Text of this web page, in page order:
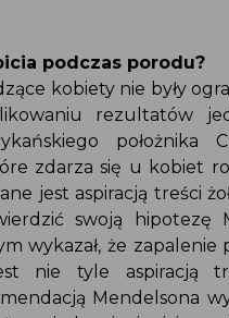
podczas porodu?
kobiety nie były
rezultatów
położnika
zdarza się u kobiet
jest aspiracją treści
swoją hipotezę
wykazał, że zapalenie
nie tyle aspiracją
Mendelsona